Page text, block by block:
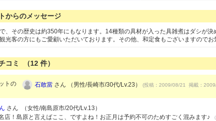
からのメッセージ
、その歴史は約350年にもなります。14種類の具材が入った具雑煮はダシが
光客の方にもご愛顧いただいております。その他、和定食もございますのでお
コミ （12 件）
トの
石敢當 さん （男性/長崎市/30代/Lv.23） (投稿：2009/08/21 掲載：
さん （女性/南島原市/20代/Lv.13）
店！島原と言えばここ、ですよね！お正月は予約不可のためすごく混みます♪